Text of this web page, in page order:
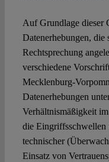
Auf Grundlage dieser
Datenerhebungen, die
Rechtsprechung
verschiedene
Mecklenburg-
Datenerhebungen
Verhältnismäßigkeit
die Eingriffsschwellen
technischer
Einsatz von